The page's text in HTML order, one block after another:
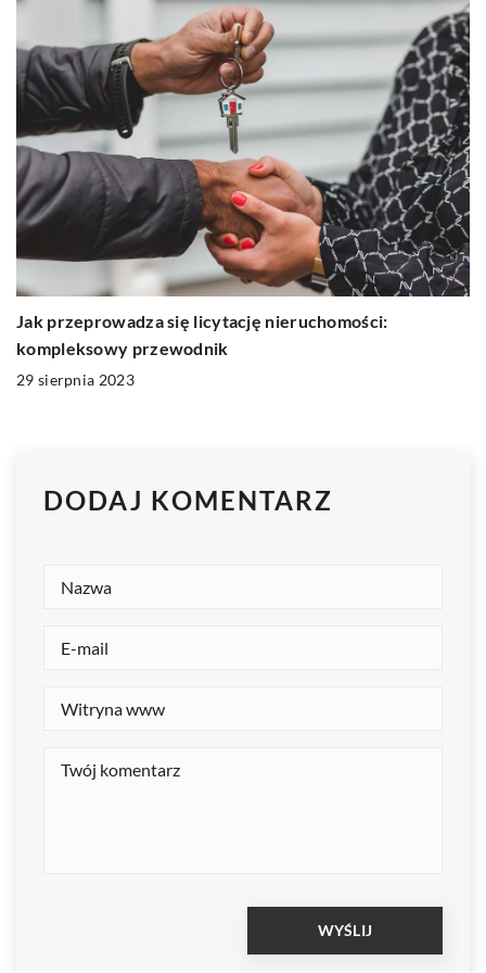
Jak przeprowadza się licytację nieruchomości:
kompleksowy przewodnik
29 sierpnia 2023
DODAJ KOMENTARZ